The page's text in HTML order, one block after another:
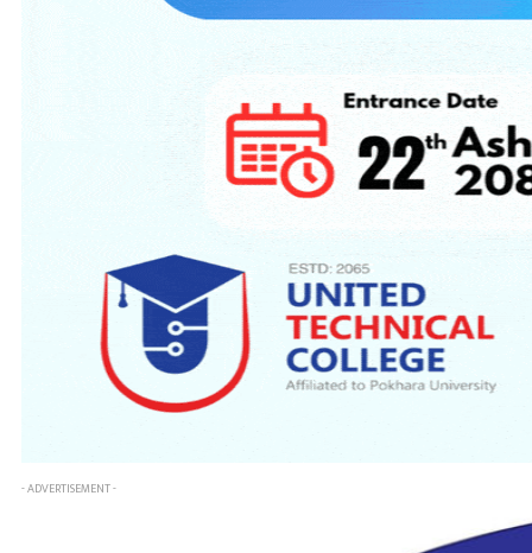
- ADVERTISEMENT -